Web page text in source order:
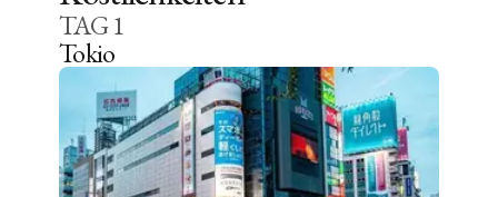
TAG1
Tokio